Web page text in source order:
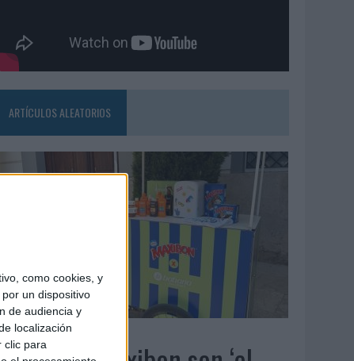
como cookies, y
un dispositivo
de audiencia y
localización
clic para
ARTÍCULOS ALEATORIOS
08/2026